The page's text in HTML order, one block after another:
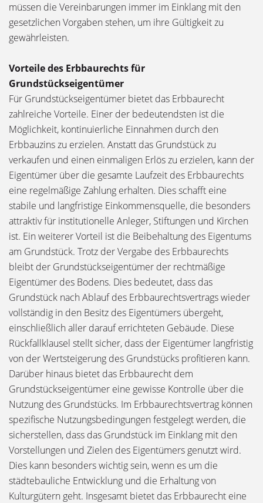
müssen die Vereinbarungen immer im Einklang mit den
gesetzlichen Vorgaben stehen, um ihre Gültigkeit zu
gewährleisten.
Vorteile des Erbbaurechts für
Grundstückseigentümer
Für Grundstückseigentümer bietet das Erbbaurecht
zahlreiche Vorteile. Einer der bedeutendsten ist die
Möglichkeit, kontinuierliche Einnahmen durch den
Erbbauzins zu erzielen. Anstatt das Grundstück zu
verkaufen und einen einmaligen Erlös zu erzielen, kann der
Eigentümer über die gesamte Laufzeit des Erbbaurechts
eine regelmäßige Zahlung erhalten. Dies schafft eine
stabile und langfristige Einkommensquelle, die besonders
attraktiv für institutionelle Anleger, Stiftungen und Kirchen
ist. Ein weiterer Vorteil ist die Beibehaltung des Eigentums
am Grundstück. Trotz der Vergabe des Erbbaurechts
bleibt der Grundstückseigentümer der rechtmäßige
Eigentümer des Bodens. Dies bedeutet, dass das
Grundstück nach Ablauf des Erbbaurechtsvertrags wieder
vollständig in den Besitz des Eigentümers übergeht,
einschließlich aller darauf errichteten Gebäude. Diese
Rückfallklausel stellt sicher, dass der Eigentümer langfristig
von der Wertsteigerung des Grundstücks profitieren kann.
Darüber hinaus bietet das Erbbaurecht dem
Grundstückseigentümer eine gewisse Kontrolle über die
Nutzung des Grundstücks. Im Erbbaurechtsvertrag können
spezifische Nutzungsbedingungen festgelegt werden, die
sicherstellen, dass das Grundstück im Einklang mit den
Vorstellungen und Zielen des Eigentümers genutzt wird.
Dies kann besonders wichtig sein, wenn es um die
städtebauliche Entwicklung und die Erhaltung von
Kulturgütern geht. Insgesamt bietet das Erbbaurecht eine